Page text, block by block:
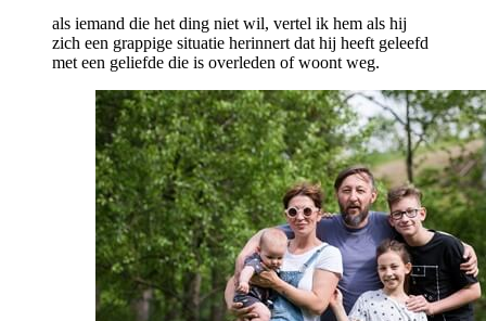
als iemand die het ding niet wil, vertel ik hem als hij
zich een grappige situatie herinnert dat hij heeft geleefd
met een geliefde die is overleden of woont weg.